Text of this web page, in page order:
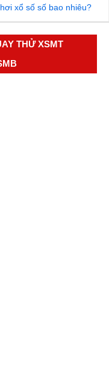
xổ số số bao nhiêu?
THỬ XSMT